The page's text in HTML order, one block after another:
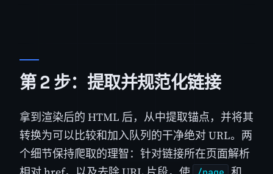
第 2 步：提取并规范化链接
拿到渲染后的 HTML 后，从中提取锚点，并将其
转换为可以比较和加入队列的干净绝对 URL。两
个细节保持爬取的理智：针对链接所在页面解析